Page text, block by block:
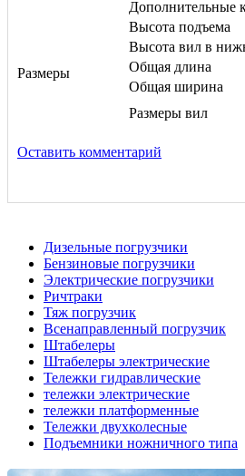
Дополнительные
Размеры
Высота подъема
Высота вил в
Общая длина
Общая ширина
Размеры вил
Оставить комментарий
Дизельные погрузчики
Бензиновые погрузчики
Электрические погрузчики
Ричтраки
Тяж погрузчик
Всенаправленный погрузчик
Штабелеры
Штабелеры электрические
Тележки гидравлические
тележки электрические
тележки платформенные
Тележки двухколесные
Подъемники ножничного типа